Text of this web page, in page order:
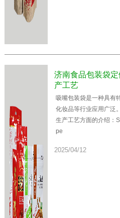
济南食品包装袋
产工艺
吸嘴包装袋是一种具有
化妆品等行业应用广泛
生产工艺方面的介绍：
pe
2025/04/12